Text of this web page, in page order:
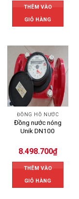
THÊM VÀO
GIỎ HÀNG
ĐỒNG HỒ NƯỚC
Đồng nước nóng
Unik DN100
8.498.700₫
THÊM VÀO
GIỎ HÀNG